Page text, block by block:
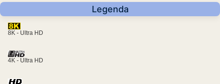
Legenda
8K - Ultra HD
4K - Ultra HD